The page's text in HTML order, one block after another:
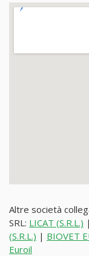
Altre società
SRL: LICAT (S.R.L.) |
(S.R.L.) | BIOVET
Euroil